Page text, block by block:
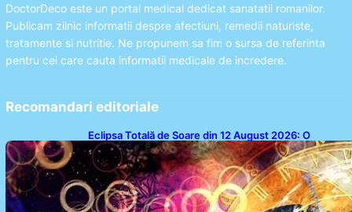
DoctorDeco este un portal medical dedicat sanatatii romanilor.
Publicam zilnic informatii despre afectiuni, remedii naturiste,
tratamente si nutritie. Ne propunem sa fim o sursa de referinta
pentru cei care cauta informatii medicale de incredere.
Recomandari editoriale
Eclipsa Totală de Soare din 12 August 2026: O
Analiză a Impactului asupra Trei Zodii și a Ciclului de
18 Ani